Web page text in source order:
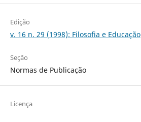
Edição
v. 16 n. 29 (1998): Filosofia e Educação
Seção
Normas de Publicação
Licença